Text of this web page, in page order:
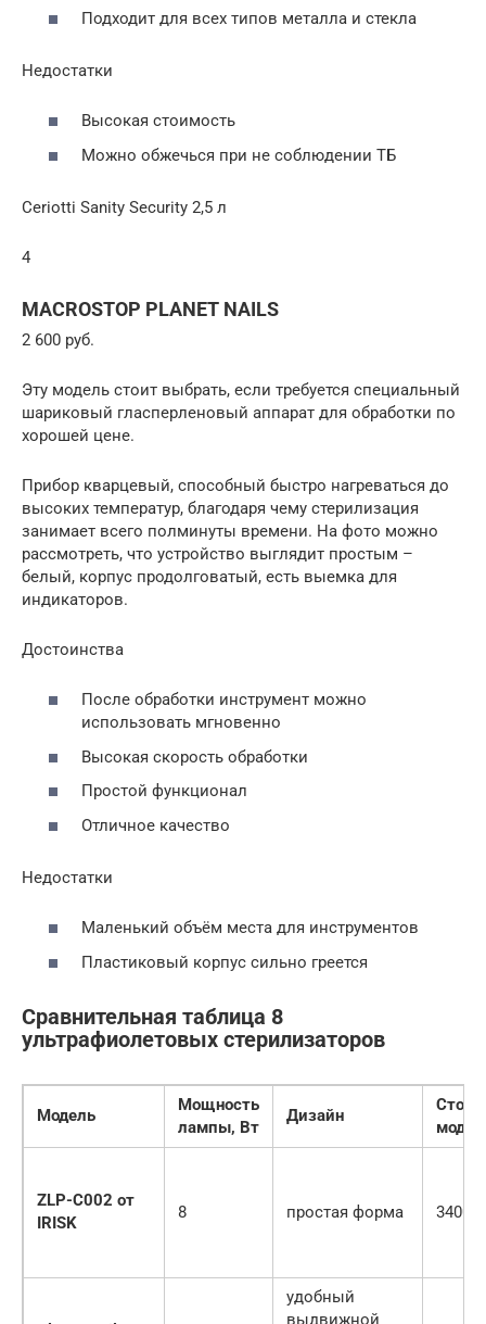
Подходит для всех типов металла и стекла
Недостатки
Высокая стоимость
Можно обжечься при не соблюдении ТБ
Ceriotti Sanity Security 2,5 л
4
MACROSTOP PLANET NAILS
2 600 руб.
Эту модель стоит выбрать, если требуется специальный
шариковый гласперленовый аппарат для обработки по
хорошей цене.
Прибор кварцевый, способный быстро нагреваться до
высоких температур, благодаря чему стерилизация
занимает всего полминуты времени. На фото можно
рассмотреть, что устройство выглядит простым –
белый, корпус продолговатый, есть выемка для
индикаторов.
Достоинства
После обработки инструмент можно
использовать мгновенно
Высокая скорость обработки
Простой функционал
Отличное качество
Недостатки
Маленький объём места для инструментов
Пластиковый корпус сильно греется
Сравнительная таблица 8
ультрафиолетовых стерилизаторов
Модель
Мощность
лампы, Вт
Дизайн
ZLP-C002 от
IRISK
8 простая форма 3400
удобный
выдвижной